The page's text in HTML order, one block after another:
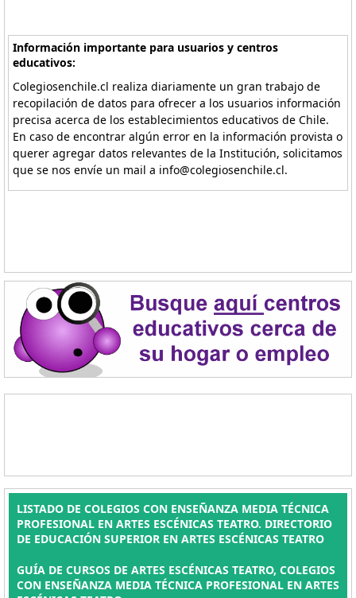
Información importante para usuarios y centros
educativos:
Colegiosenchile.cl realiza diariamente un gran trabajo de
recopilación de datos para ofrecer a los usuarios información
precisa acerca de los establecimientos educativos de Chile.
En caso de encontrar algún error en la información provista o
querer agregar datos relevantes de la Institución, solicitamos
que se nos envíe un mail a info@colegiosenchile.cl.
LISTADO DE COLEGIOS CON ENSEÑANZA MEDIA TÉCNICA
PROFESIONAL EN ARTES ESCÉNICAS TEATRO. DIRECTORIO
DE EDUCACIÓN SUPERIOR EN ARTES ESCÉNICAS TEATRO
GUÍA DE CURSOS DE ARTES ESCÉNICAS TEATRO, COLEGIOS
CON ENSEÑANZA MEDIA TÉCNICA PROFESIONAL EN ARTES